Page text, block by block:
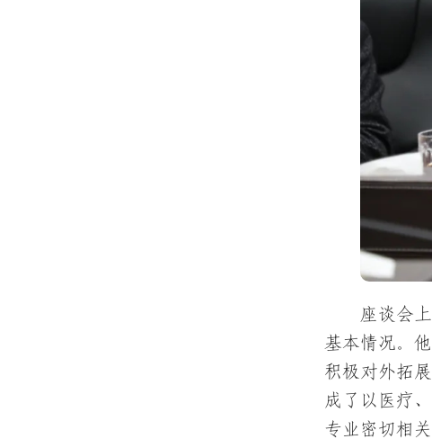
座谈会
基本情况。
积极对外拓
成了以医疗
专业密切相